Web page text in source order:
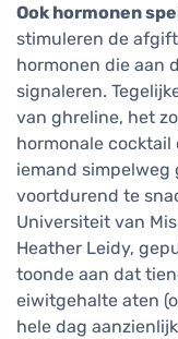
Ook hormonen
stimuleren de
hormonen die aan
signaleren.
van ghreline, het
hormonale
iemand simpelweg
voortdurend te
Universiteit van
Heather Leidy,
toonde aan dat
eiwitgehalte aten
hele dag